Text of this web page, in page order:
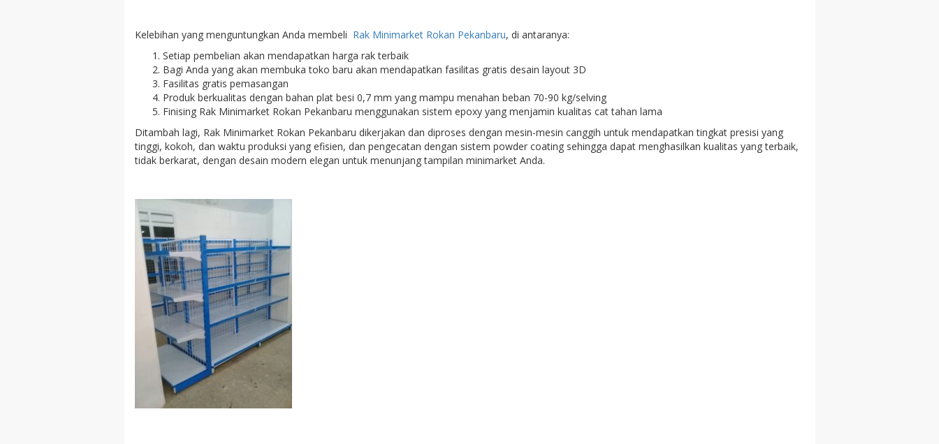
Kelebihan yang menguntungkan Anda membeli Rak Minimarket Rokan Pekanbaru, di antaranya:
Setiap pembelian akan mendapatkan harga rak terbaik
Bagi Anda yang akan membuka toko baru akan mendapatkan fasilitas gratis desain layout 3D
Fasilitas gratis pemasangan
Produk berkualitas dengan bahan plat besi 0,7 mm yang mampu menahan beban 70-90 kg/selving
Finising Rak Minimarket Rokan Pekanbaru menggunakan sistem epoxy yang menjamin kualitas cat tahan lama
Ditambah lagi, Rak Minimarket Rokan Pekanbaru dikerjakan dan diproses dengan mesin-mesin canggih untuk mendapatkan tingkat presisi yang
tinggi, kokoh, dan waktu produksi yang efisien, dan pengecatan dengan sistem powder coating sehingga dapat menghasilkan kualitas yang terbaik,
tidak berkarat, dengan desain modern elegan untuk menunjang tampilan minimarket Anda.